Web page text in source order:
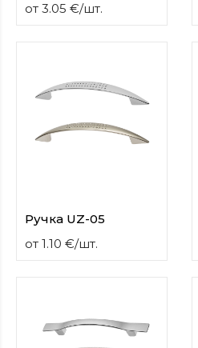
от 3.05 €/шт.
Ручка UZ-05
от 1.10 €/шт.